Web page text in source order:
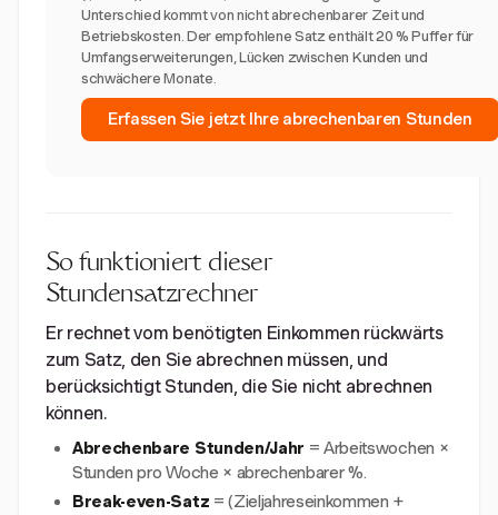
Unterschied kommt von nicht abrechenbarer Zeit und
Betriebskosten. Der empfohlene Satz enthält 20 % Puffer für
Umfangserweiterungen, Lücken zwischen Kunden und
schwächere Monate.
Erfassen Sie jetzt Ihre abrechenbaren Stunden
So funktioniert dieser
Stundensatzrechner
Er rechnet vom benötigten Einkommen rückwärts
zum Satz, den Sie abrechnen müssen, und
berücksichtigt Stunden, die Sie nicht abrechnen
können.
Abrechenbare Stunden/Jahr = Arbeitswochen ×
Stunden pro Woche × abrechenbarer %.
Break-even-Satz = (Zieljahreseinkommen +